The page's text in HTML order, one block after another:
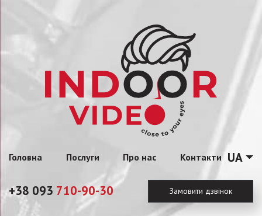
+38 093 710-90-30 Замовити дзвінок
Головна Послуги Про нас Контакти UA